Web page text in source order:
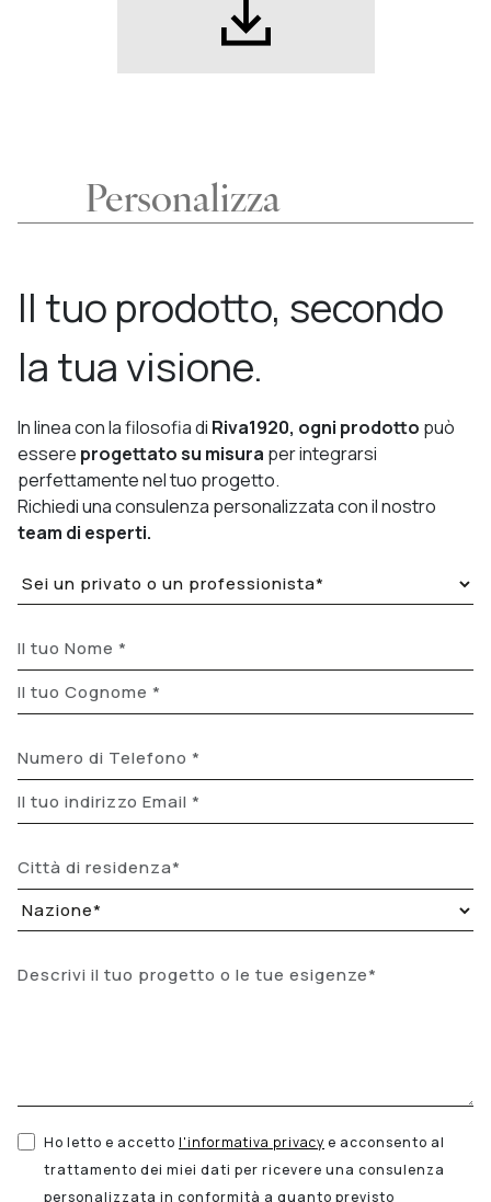
Personalizza
Il tuo prodotto, secondo
la tua visione.
In linea con la filosofia di Riva1920, ogni prodotto può
essere progettato su misura per integrarsi
perfettamente nel tuo progetto.
Richiedi una consulenza personalizzata con il nostro
team di esperti.
Ho letto e accetto l'informativa privacy e acconsento al
trattamento dei miei dati per ricevere una consulenza
personalizzata in conformità a quanto previsto